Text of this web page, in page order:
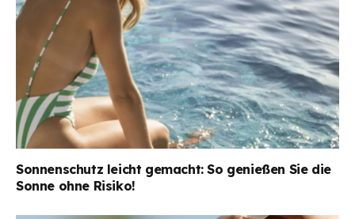
Sonnenschutz leicht gemacht: So genießen Sie die
Sonne ohne Risiko!